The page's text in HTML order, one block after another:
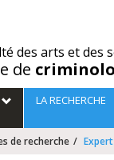
des arts et des
de
LA RECHERCHE
de recherche